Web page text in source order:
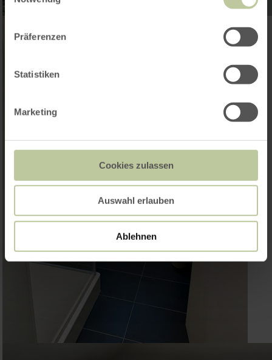
Präferenzen
Statistiken
Marketing
Cookies zulassen
Auswahl erlauben
Ablehnen